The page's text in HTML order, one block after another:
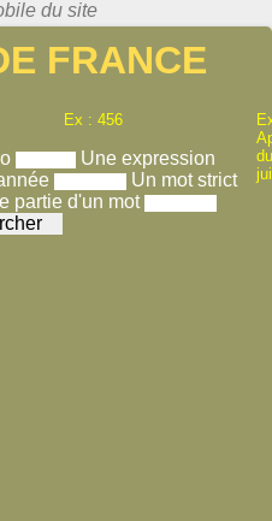
FRANCE
Ex : 456
Une expression
Un mot strict
partie d'un mot